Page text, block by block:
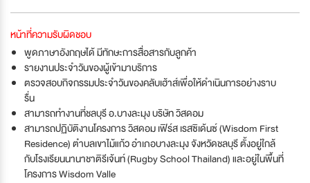
หน้าที่ความรับผิดชอบ
พูดภาษาอังกฤษได้ มีทักษะการสื่อสารกับลูกค้า
รายงานประจำวันของผู้เข้ามาบริการ
ตรวจสอบกิจกรรมประจำวันของคลับเฮ้าส์เพื่อให้ดำเนินการอย่างราบ
รื่น
สามารถทำงานที่ชลบุรี อ.บางละมุง บริษัท วิสดอม
สามารถปฏิบัติงานโครงการ วิสดอม เฟิร์ส เรสซิเด้นซ์ (Wisdom First
Residence) ตำบลเขาไม้แก้ว อำเภอบางละมุง จังหวัดชลบุรี ตั้งอยู่ใกล้
กับโรงเรียนนานาชาติรีเจ้นท์ (Rugby School Thailand) และอยู่ในพื้นที่
โครงการ Wisdom Valle